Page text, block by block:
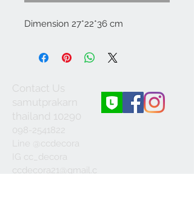
Dimension 27*22*36 cm
Contact Us
samutprakarn
thailand 10290
098-2541822
Line @ccdecora
IG cc_decora
ccdecora21@gmail.c